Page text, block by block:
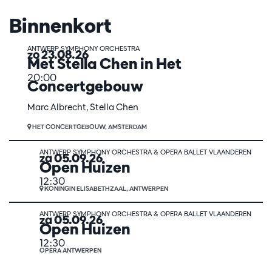
Binnenkort
zo 23.08.26
20:00
ANTWERP SYMPHONY ORCHESTRA
Met Stella Chen in Het
Concertgebouw
Marc Albrecht, Stella Chen
HET CONCERTGEBOUW, AMSTERDAM
za 05.09.26
12:30
ANTWERP SYMPHONY ORCHESTRA & OPERA BALLET VLAANDEREN
Open Huizen
KONINGIN ELISABETHZAAL, ANTWERPEN
za 05.09.26
12:30
ANTWERP SYMPHONY ORCHESTRA & OPERA BALLET VLAANDEREN
Open Huizen
OPERA ANTWERPEN